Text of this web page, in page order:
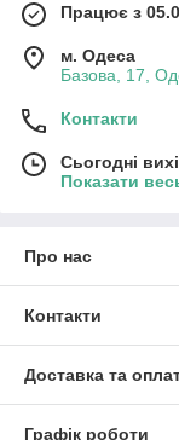
Працює з
м. Одеса
Базова, 17,
Контакти
Сьогодні
Показати
Про нас
Контакти
Доставка та
Графік роботи